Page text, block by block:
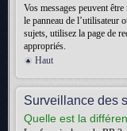
Vos messages peuvent
le panneau de l’utilisateur
sujets, utilisez la page de
appropriés.
Haut
Surveillance des
Quelle est la